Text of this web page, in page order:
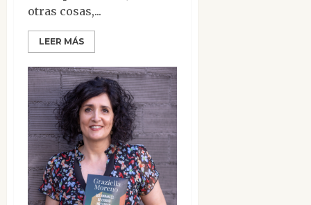
otras cosas,...
LEER MÁS